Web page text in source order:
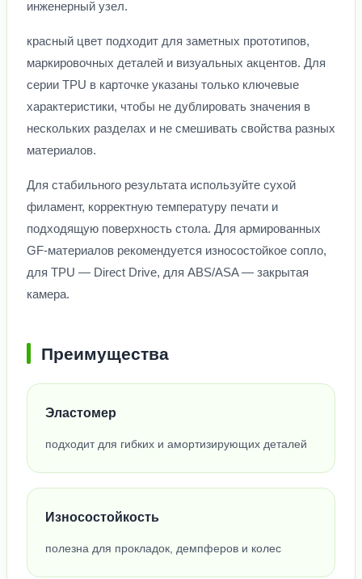
инженерный узел.
красный цвет подходит для заметных прототипов,
маркировочных деталей и визуальных акцентов. Для
серии TPU в карточке указаны только ключевые
характеристики, чтобы не дублировать значения в
нескольких разделах и не смешивать свойства разных
материалов.
Для стабильного результата используйте сухой
филамент, корректную температуру печати и
подходящую поверхность стола. Для армированных
GF-материалов рекомендуется износостойкое сопло,
для TPU — Direct Drive, для ABS/ASA — закрытая
камера.
Преимущества
Эластомер
подходит для гибких и амортизирующих деталей
Износостойкость
полезна для прокладок, демпферов и колес